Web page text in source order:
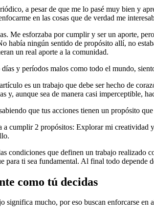
a pesar de que me lo pasé muy bien y
en las cosas que de verdad me
Me esforzaba por cumplir y ser un aporte,
había ningún sentido de propósito allí, no
un real aporte a la comunidad.
y períodos malos como todo el mundo,
es un trabajo que debe ser hecho de
y, aunque sea de manera casi imperceptible,
que tus acciones tienen un propósito
cumplir 2 propósitos: Explorar mi creatividad
condiciones que definen un trabajo realizado
para ti sea fundamental. Al final todo depende
como tú decidas
significa mucho, por eso buscan enforcarse